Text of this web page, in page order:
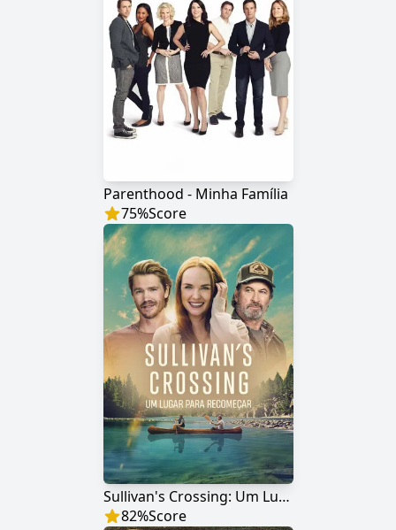
Parenthood - Minha Família
75%Score
Sullivan's Crossing: Um Lugar para Recomeçar
82%Score